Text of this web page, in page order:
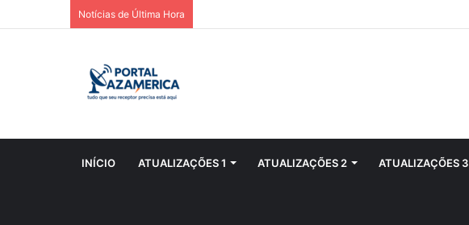
Notícias de Última Hora
INÍCIO ATUALIZAÇÕES 1 ATUALIZAÇÕES 2 ATUALIZAÇÕES 3